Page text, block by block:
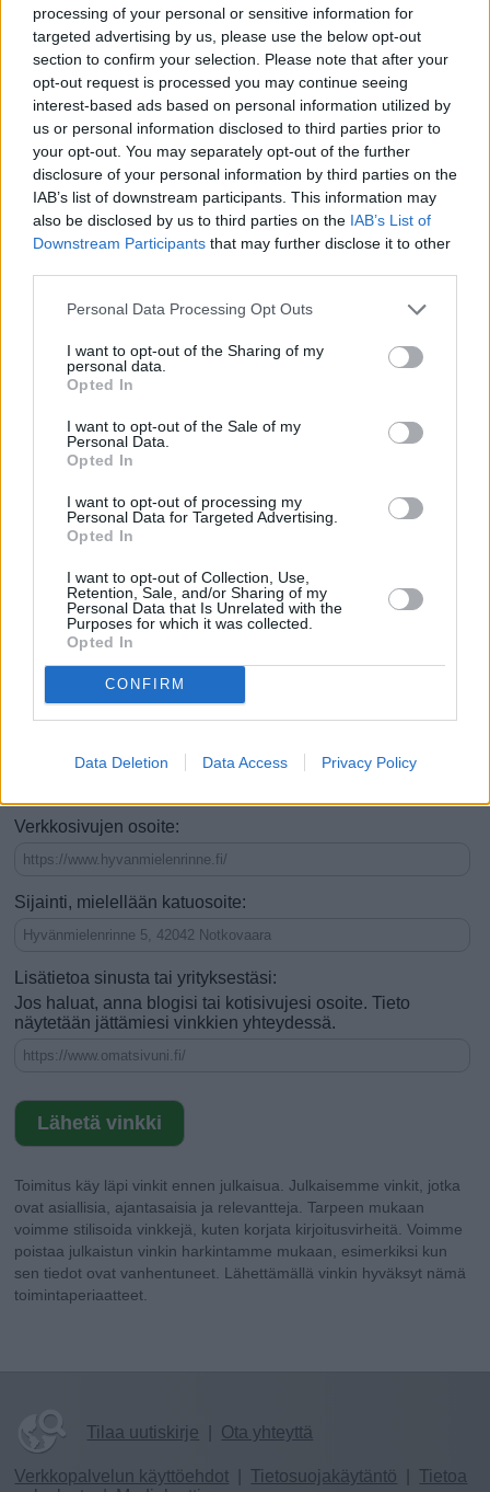
processing of your personal or sensitive information for
targeted advertising by us, please use the below opt-out
section to confirm your selection. Please note that after your
opt-out request is processed you may continue seeing
interest-based ads based on personal information utilized by
us or personal information disclosed to third parties prior to
your opt-out. You may separately opt-out of the further
disclosure of your personal information by third parties on the
IAB’s list of downstream participants. This information may
also be disclosed by us to third parties on the IAB’s List of
Downstream Participants that may further disclose it to other
Personal Data Processing Opt Outs
I want to opt-out of the Sharing of my
personal data.
Opted In
I want to opt-out of the Sale of my
Personal Data.
Opted In
I want to opt-out of processing my
Personal Data for Targeted Advertising.
Opted In
I want to opt-out of Collection, Use,
Retention, Sale, and/or Sharing of my
Personal Data that Is Unrelated with the
Purposes for which it was collected.
Opted In
CONFIRM
Data Deletion Data Access Privacy Policy
Kerro oma matkavinkkisi
Lisää oma vinkkisi nähtävyydestä, kaupasta,
ruokapaikasta, tapahtumasta, ajanvietteestä – tai mistä
tahansa kokemisen arvoisesta tällä paikkakunnalla.
Autetaan toinen toisemme maan parhaiden paikkojen
äärelle.
Vinkin otsikko (esim. paikan nimi):
Valitse seuraavista vaihtoehdoista ne, jotka sopivat
Se on nähtävyys
Siellä voi ruokailla (esim. ravintola)
Voi tehdä ostoksia (esim. kauppa)
Voi yöpyä (esim. hotelli)
Hyvä lapsiperheille
Verkkosivujen osoite:
Sijainti, mielellään katuosoite:
Lisätietoa sinusta tai yrityksestäsi:
Jos haluat, anna blogisi tai kotisivujesi osoite. Tieto
näytetään jättämiesi vinkkien yhteydessä.
Toimitus käy läpi vinkit ennen julkaisua. Julkaisemme vinkit, jotka
ovat asiallisia, ajantasaisia ja relevantteja. Tarpeen mukaan
voimme stilisoida vinkkejä, kuten korjata kirjoitusvirheitä. Voimme
poistaa julkaistun vinkin harkintamme mukaan, esimerkiksi kun
sen tiedot ovat vanhentuneet. Lähettämällä vinkin hyväksyt nämä
toimintaperiaatteet.
Tilaa uutiskirje Ota yhteyttä
Verkkopalvelun käyttöehdot Tietosuojakäytäntö
Tietoa